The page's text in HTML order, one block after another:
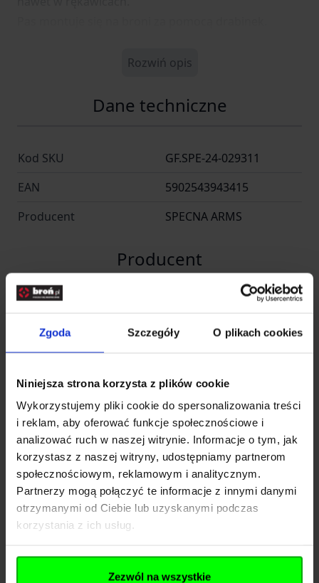
Zgoda Szczegóły O plikach cookies
Niniejsza strona korzysta z plików cookie
Wykorzystujemy pliki cookie do spersonalizowania treści
i reklam, aby oferować funkcje społecznościowe i
analizować ruch w naszej witrynie. Informacje o tym, jak
korzystasz z naszej witryny, udostępniamy partnerom
społecznościowym, reklamowym i analitycznym.
Partnerzy mogą połączyć te informacje z innymi danymi
otrzymanymi od Ciebie lub uzyskanymi podczas
korzystania z ich usług.
Zezwól na wszystkie
Rozwiń opis
Dane techniczne
Kod SKU
GF.SPE-24-029311
EAN
5902543943415
Producent
SPECNA ARMS
Producent
Sp.k.
Kraj
Adres
ul. Jana Długosza 42-46
Kod pocztowy
51-162
Miasto
Wrocław
E-mail
info@gfcorp.p
Importer
INFINITY FUND Sp z o. o.